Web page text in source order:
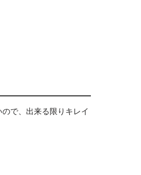
で、出来る限りキレイ